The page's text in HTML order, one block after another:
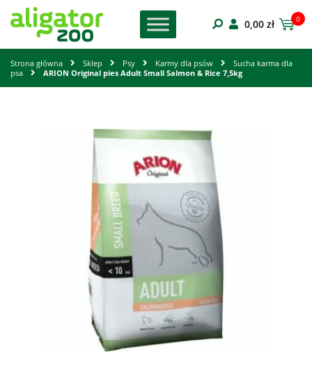
0,00 zł 0
Strona główna Sklep Psy Karmy dla psów
Sucha karma dla
psa
ARION Original pies Adult Small Salmon & Rice 7,5kg